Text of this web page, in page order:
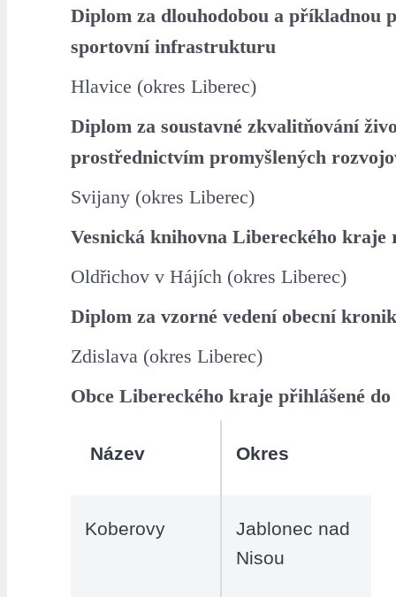
Diplom za dlouhodobou a příkladnou
sportovní infrastrukturu
Hlavice (okres Liberec)
Diplom za soustavné zkvalitňování
prostřednictvím promyšlených
Svijany (okres Liberec)
Vesnická knihovna Libereckého kraje
Oldřichov v Hájích (okres Liberec)
Diplom za vzorné vedení obecní
Zdislava (okres Liberec)
Obce Libereckého kraje přihlášené do
Název Okres
Koberovy
Jablonec nad
Nisou